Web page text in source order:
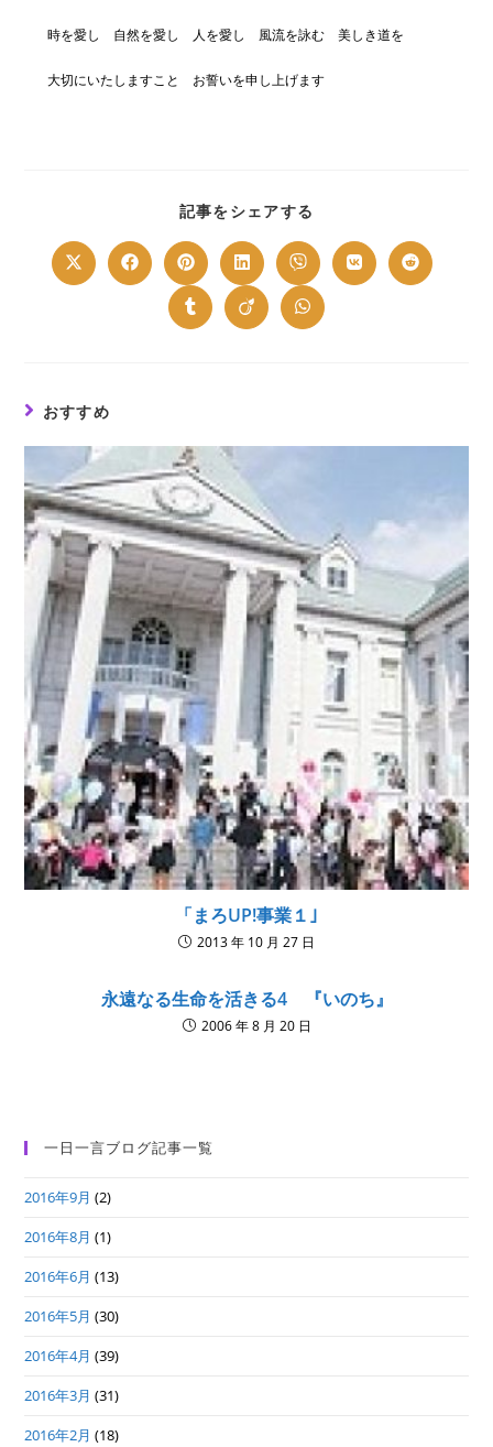
時を愛し 自然を愛し 人を愛し 風流を詠む 美しき道を
大切にいたしますこと お誓いを申し上げます
記事をシェアする
CONTENT
Opens
in
Opens
in
window
Opens
in
a
new
window
Opens
in
a
new
window
Opens
in
a
new
window
Opens
in
Opens
in
Opens
in
Opens
in
Opens
in
おすすめ
「まろUP!事業１｣
2013 年 10 月 27 日
永遠なる生命を活きる4 『いのち』
2006 年 8 月 20 日
一日一言ブログ記事一覧
2016年9月 (2)
2016年8月 (1)
2016年6月 (13)
2016年5月 (30)
2016年4月 (39)
2016年3月 (31)
2016年2月 (18)